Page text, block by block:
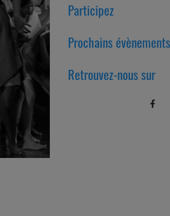
Participez
Prochains évènements
Retrouvez-nous sur